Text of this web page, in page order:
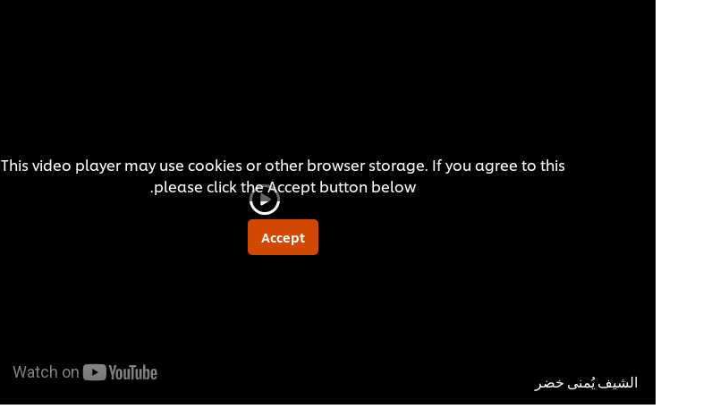
This video player may use cookies or other browser storage. If you agree to this
please click the Accept button below.
Accept
الشيف يُمنى خضر